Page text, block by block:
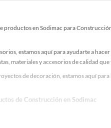
productos en Sodimac para
estamos aquí para ayudarte a
materiales y accesorios de calidad
de decoración, estamos aquí
de Construcción en Sodimac
de calidad para tus proyectos y